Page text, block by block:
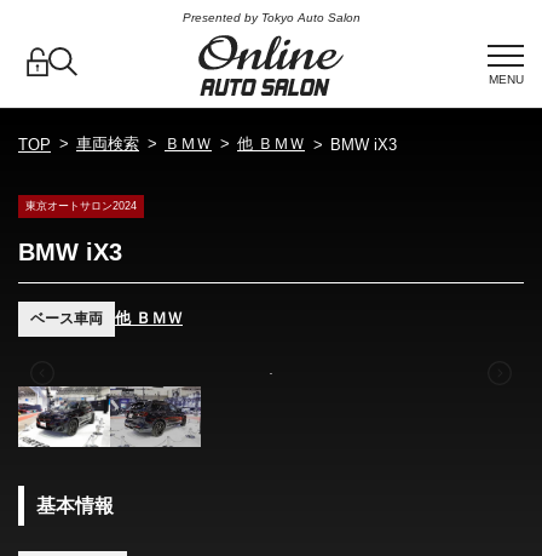
Presented by Tokyo Auto Salon
MENU
TOP 車両検索 ＢＭＷ 他 ＢＭＷ BMW iX3
東京オートサロン2024
BMW iX3
ベース車両 他 ＢＭＷ
基本情報